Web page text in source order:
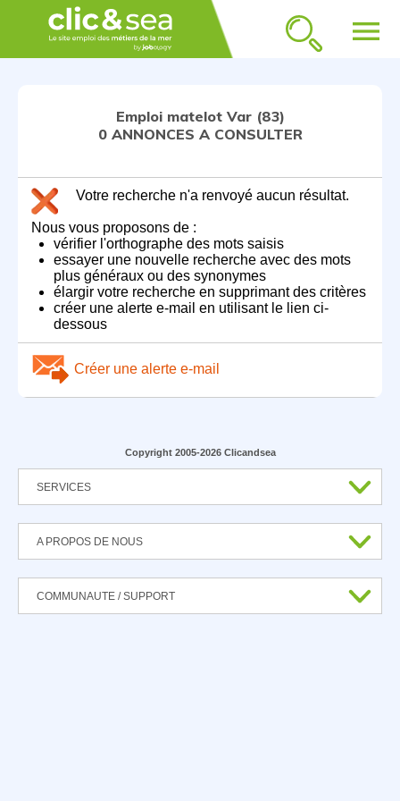
menu
Emploi matelot Var (83)
0 ANNONCES A CONSULTER
Votre recherche n'a renvoyé aucun résultat.
Nous vous proposons de :
vérifier l'orthographe des mots saisis
essayer une nouvelle recherche avec des mots
plus généraux ou des synonymes
élargir votre recherche en supprimant des critères
créer une alerte e-mail en utilisant le lien ci-
dessous
Créer une alerte e-mail
Copyright 2005-2026 Clicandsea
SERVICES
A PROPOS DE NOUS
COMMUNAUTE / SUPPORT